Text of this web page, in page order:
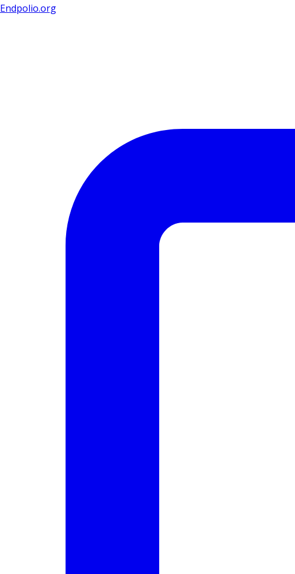
Endpolio.org